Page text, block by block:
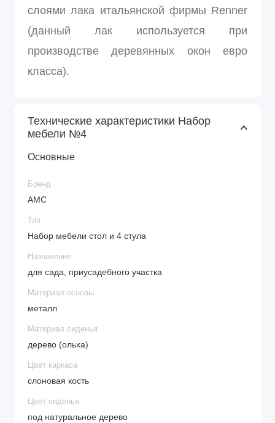
слоями лака итальянской фирмы Renner
(данный лак используется при
производстве деревянных окон евро
класса).
Технические характеристики Набор
мебели №4
Основные
Бренд
АМС
Тип
Набор мебели стол и 4 стула
Назначение
для сада, приусадебного участка
Материал основы
металл
Материал сиденья
дерево (ольха)
Цвет каркаса
слоновая кость
Цвет сиденья
под натуральное дерево